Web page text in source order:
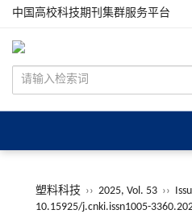
中国高校科技期刊集群服务平台
塑料科技 ›› 2025, Vol. 53 ››
10.15925/j.cnki.issn1005-